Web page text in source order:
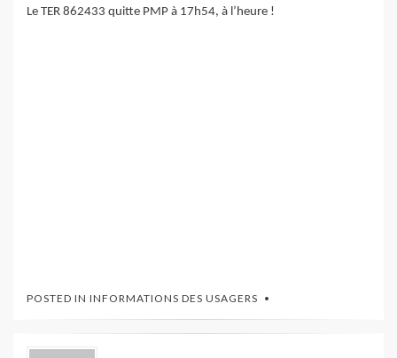
Le TER 862433 quitte PMP à 17h54, à l’heure !
POSTED IN INFORMATIONS DES USAGERS